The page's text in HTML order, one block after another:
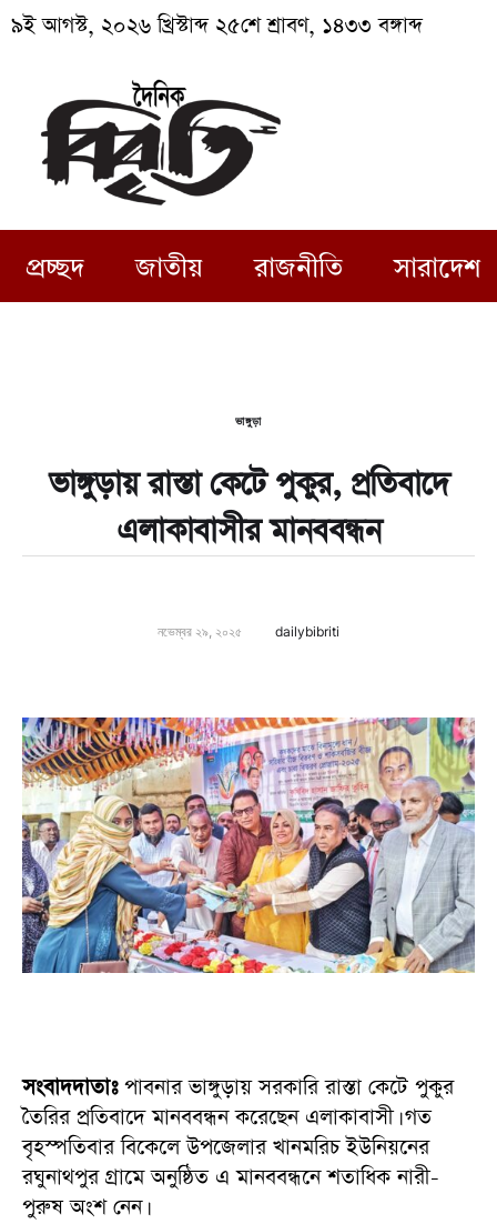
৯ই আগস্ট, ২০২৬ খ্রিস্টাব্দ ২৫শে শ্রাবণ, ১৪৩৩ বঙ্গাব্দ
প্রচ্ছদ জাতীয় রাজনীতি সারাদেশ
ভাঙ্গুড়া
ভাঙ্গুড়ায় রাস্তা কেটে পুকুর, প্রতিবাদে
এলাকাবাসীর মানববন্ধন
নভেম্বর ২৯, ২০২৫ dailybibriti
সংবাদদাতাঃপাবনার ভাঙ্গুড়ায় সরকারি রাস্তা কেটে পুকুর
তৈরির প্রতিবাদে মানববন্ধন করেছেন এলাকাবাসী। গত
বৃহস্পতিবার বিকেলে উপজেলার খানমরিচ ইউনিয়নের
রঘুনাথপুর গ্রামে অনুষ্ঠিত এ মানববন্ধনে শতাধিক নারী-
পুরুষ অংশ নেন।